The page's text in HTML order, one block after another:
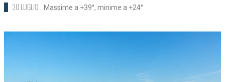
30 LUGLIO Massime a +39°, minime a +24°